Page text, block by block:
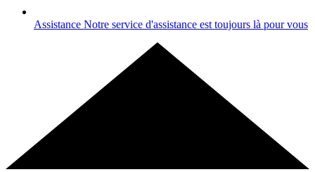
Assistance Notre service d'assistance est toujours là pour vous